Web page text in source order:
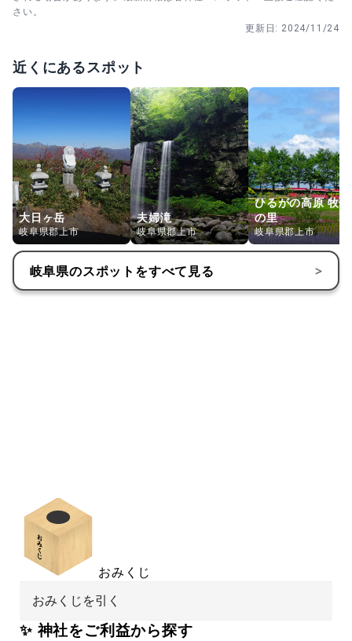
さい。
更新日: 2024/11/24
近くにあるスポット
大日ヶ岳
岐阜県郡上市
夫婦滝
岐阜県郡上市
ひるがの高原 牧歌
の里
岐阜県郡上市
岐阜県のスポットをすべて見る >
おみくじ
おみくじを引く
✨ 神社をご利益から探す